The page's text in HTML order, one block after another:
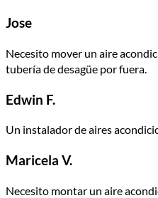
Jose
Necesito mover un aire
tubería de desagüe por fuera.
Edwin F.
Un instalador de aires
Maricela V.
Necesito montar un aire